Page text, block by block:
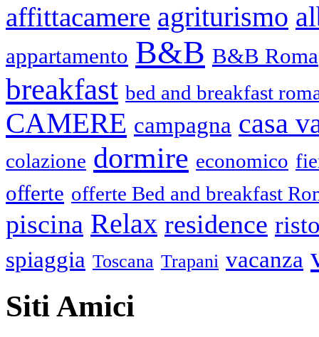
affittacamere agriturismo
appartamento B&B B&B Roma
breakfast bed and breakfast
CAMERE campagna casa
colazione dormire economico
offerte offerte Bed and breakfast
piscina Relax residence
spiaggia Toscana Trapani vacanza
Siti Amici